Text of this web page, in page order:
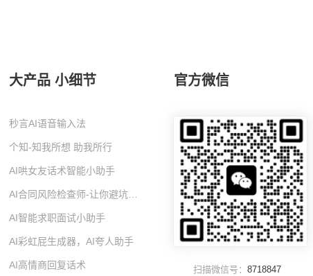
大产品 小细节
秒言AI语音输入法
个知-知我所想 助我所行
AI哄女友话术智能小助手
AI智能求职面试小助手
AI彩虹屁生成器，AI夸人助手
AI高情商回复话术
官方微信
扫描微信号： 8718847